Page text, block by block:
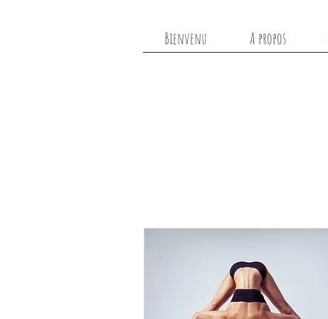
Bienvenu A propos